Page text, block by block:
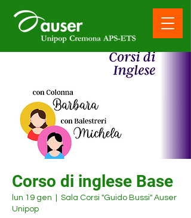
Corso di inglese Base
lun 19 gen
Sala Corsi "Guido Bussi" Auser
Unipop